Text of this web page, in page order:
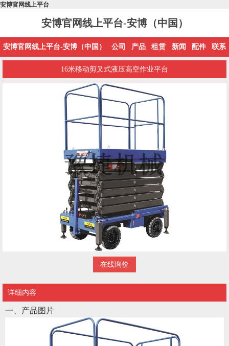
安博官网线上平台
安博官网线上平台-安博（中国）
安博官网线上平台-安博（中国） 公司 产品 租赁 新闻 配件 联系
16米移动剪叉式液压高空作业平台
在线询价
详细内容
一、产品图片